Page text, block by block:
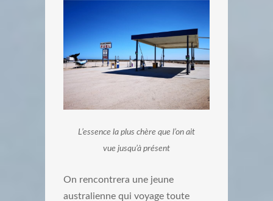
L’essence la plus chère que l’on ait
vue jusqu’à présent
On rencontrera une jeune
australienne qui voyage toute